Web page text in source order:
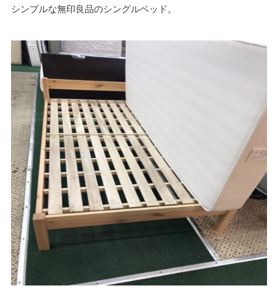
シンプルな無印良品のシングルベッド。